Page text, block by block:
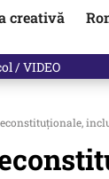
creativă